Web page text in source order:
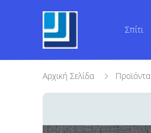
Σπίτι
Αρχική Σελίδα Προϊόντα